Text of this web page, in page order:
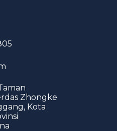
Zhongke
Kota